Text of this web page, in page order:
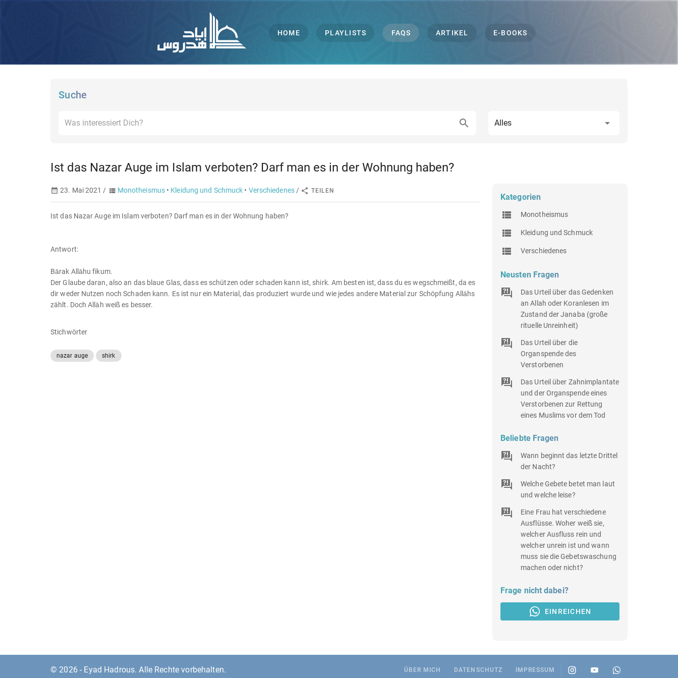
HOME PLAYLISTS FAQS ARTIKEL E-BOOKS
Suche
Alles
Ist das Nazar Auge im Islam verboten? Darf man es in der Wohnung haben?
23. Mai 2021 / Monotheismus• Kleidung und Schmuck • Verschiedenes / TEILEN
Ist das Nazar Auge im Islam verboten? Darf man es in der Wohnung haben?
Antwort:
Bārak Allāhu fikum.
Der Glaube daran, also an das blaue Glas, dass es schützen oder schaden kann ist, shirk. Am besten ist, dass du es wegschmeißt, da es
dir weder Nutzen noch Schaden kann. Es ist nur ein Material, das produziert wurde und wie jedes andere Material zur Schöpfung Allāhs
zählt. Doch Allāh weiß es besser.
Stichwörter
nazar auge shirk
Kategorien
Monotheismus
Kleidung und Schmuck
Verschiedenes
Neusten Fragen
Das Urteil über das Gedenken
an Allah oder Koranlesen im
Zustand der Janaba (große
rituelle Unreinheit)
Das Urteil über die
Organspende des
Verstorbenen
Das Urteil über Zahnimplantate
und der Organspende eines
Verstorbenen zur Rettung
eines Muslims vor dem Tod
Beliebte Fragen
Wann beginnt das letzte Drittel
der Nacht?
Welche Gebete betet man laut
und welche leise?
Eine Frau hat verschiedene
Ausflüsse. Woher weiß sie,
welcher Ausfluss rein und
welcher unrein ist und wann
muss sie die Gebetswaschung
machen oder nicht?
Frage nicht dabei?
EINREICHEN
© 2026 - Eyad Hadrous. Alle Rechte vorbehalten. ÜBER MICH DATENSCHUTZ IMPRESSUM